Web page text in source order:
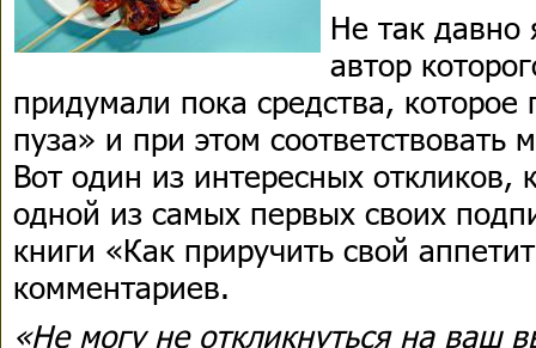
Не так давно
автор
придумали пока средства, которое
пуза» и при этом соответствовать
Вот один из интересных откликов,
одной из самых первых своих
книги «Как приручить свой
комментариев.
«Не могу не откликнуться на ваш